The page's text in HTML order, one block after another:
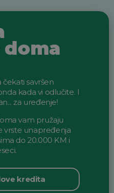
savršen
kada vi odlučite. I
za uređenje!
vam pružaju
vrste unapređenja
do 20.000 KM i
kredita